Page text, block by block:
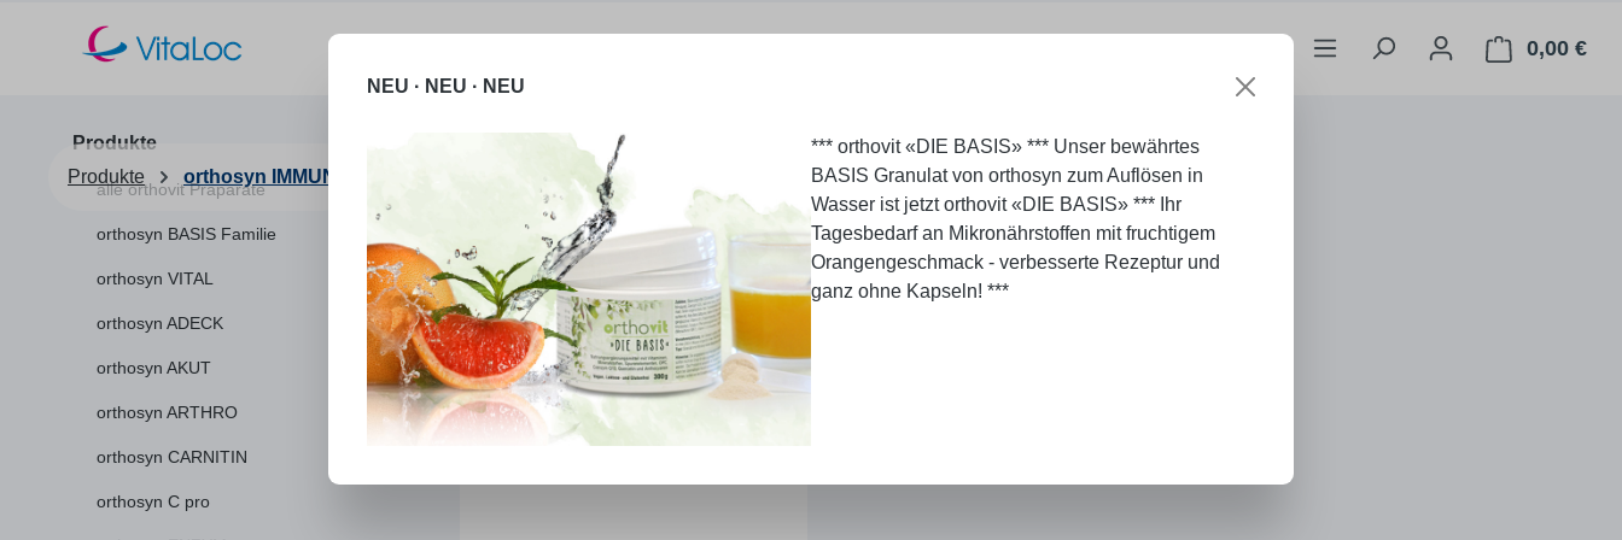
Hauptinhalt springen
Zur Suche springen
Zur Hauptnavigation springen
0,00 €
Produkte orthosyn IMMUN
Produkte
alle orthovit Präparate
orthosyn BASIS Familie
orthosyn VITAL
orthosyn ADECK
orthosyn AKUT
orthosyn ARTHRO
orthosyn CARNITIN
orthosyn C pro
NEU · NEU · NEU
*** orthovit «DIE BASIS» *** Unser bewährtes
BASIS Granulat von orthosyn zum Auflösen in
Wasser ist jetzt orthovit «DIE BASIS» *** Ihr
Tagesbedarf an Mikronährstoffen mit fruchtigem
Orangengeschmack - verbesserte Rezeptur und
ganz ohne Kapseln! ***